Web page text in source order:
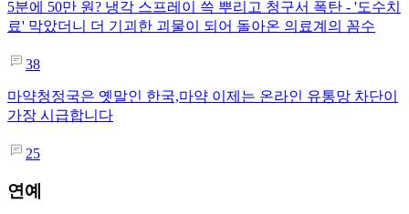
5분에 50만 원? 냉각 스프레이 쓱 뿌리고 청구서 폭탄 - '도수치
료' 막았더니 더 기괴한 괴물이 되어 돌아온 의료계의 꼼수
38
마약청정국은 옛말인 한국,마약 이제는 온라인 유통망 차단이
가장 시급합니다
25
연예